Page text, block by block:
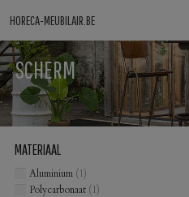
HORECA-MEUBILAIR.BE
SCHERM
MATERIAAL
Aluminium (1)
Polycarbonaat (1)